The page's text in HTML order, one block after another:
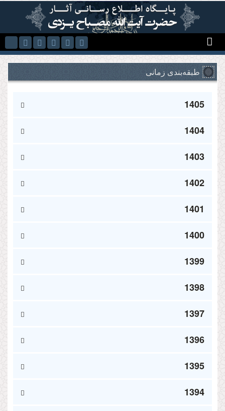
Skip to main content
طبقه‌بندی زمانی
1405
1404
1403
1402
1401
1400
1399
1398
1397
1396
1395
1394